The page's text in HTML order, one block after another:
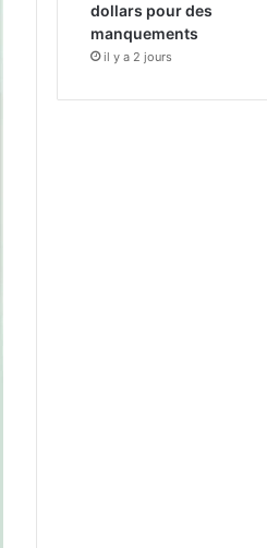
dollars pour des
manquements
il y a 2 jours